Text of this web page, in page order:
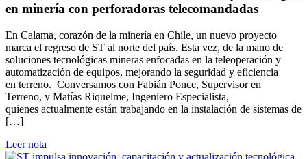
en minería con perforadoras telecomandadas
En Calama, corazón de la minería en Chile, un nuevo proyecto
marca el regreso de ST al norte del país. Esta vez, de la mano de
soluciones tecnológicas mineras enfocadas en la teleoperación y
automatización de equipos, mejorando la seguridad y eficiencia
en terreno. Conversamos con Fabián Ponce, Supervisor en
Terreno, y Matías Riquelme, Ingeniero Especialista,
quienes actualmente están trabajando en la instalación de sistemas de
[…]
Leer nota